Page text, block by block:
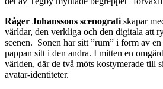
Råger Johanssons scenografiskapar
världar, den verkliga och den digitala att
scenen. Sonen har sitt ”rum” i form av
pappan sitt i den andra. I mitten en
världen, där de två möts kostymerade till
avatar-identiteter.